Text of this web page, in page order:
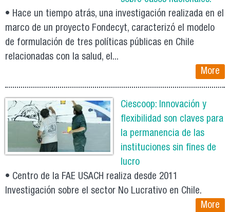
• Hace un tiempo atrás, una investigación realizada en el
marco de un proyecto Fondecyt, caracterizó el modelo
de formulación de tres políticas públicas en Chile
relacionadas con la salud, el...
More
Ciescoop: Innovación y
flexibilidad son claves para
la permanencia de las
instituciones sin fines de
lucro
• Centro de la FAE USACH realiza desde 2011
Investigación sobre el sector No Lucrativo en Chile.
More